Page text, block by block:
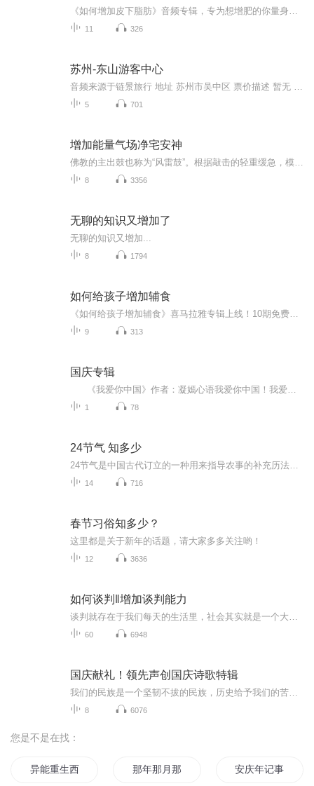
11 326
苏州-东山游客中心
5 701
增加能量气场净宅安神
8 3356
无聊的知识又增加了
无聊的知识又增加...
8 1794
如何给孩子增加辅食
9 313
国庆专辑
1 78
24节气 知多少
14 716
春节习俗知多少？
这里都是关于新年的话题，请大家多多关注哟！
12 3636
如何谈判‖增加谈判能力
60 6948
国庆献礼！领先声创国庆诗歌特辑
8 6076
您是不是在找：
异能重生西门庆 那年那月那时节 安庆年记事